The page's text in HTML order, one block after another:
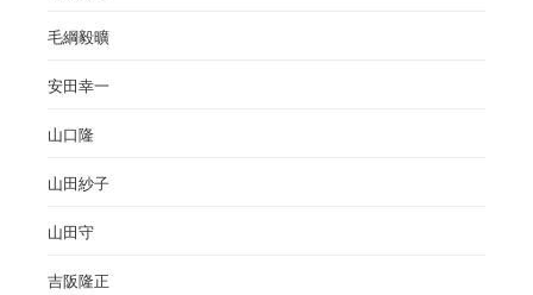
毛綱毅曠
安田幸一
山口隆
山田紗子
山田守
吉阪隆正